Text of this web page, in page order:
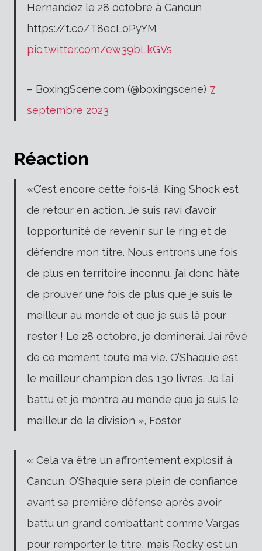
Hernandez le 28 octobre à Cancun
https://t.co/T8ecLoPyYM
pic.twitter.com/ew39bLkGVs
– BoxingScene.com (@boxingscene) 7
septembre 2023
Réaction
«C’est encore cette fois-là. King Shock est
de retour en action. Je suis ravi d’avoir
l’opportunité de revenir sur le ring et de
défendre mon titre. Nous entrons une fois
de plus en territoire inconnu, j’ai donc hâte
de prouver une fois de plus que je suis le
meilleur au monde et que je suis là pour
rester ! Le 28 octobre, je dominerai. J’ai rêvé
de ce moment toute ma vie. O’Shaquie est
le meilleur champion des 130 livres. Je l’ai
battu et je montre au monde que je suis le
meilleur de la division », Foster
« Cela va être un affrontement explosif à
Cancun. O’Shaquie sera plein de confiance
avant sa première défense après avoir
battu un grand combattant comme Vargas
pour remporter le titre, mais Rocky est un